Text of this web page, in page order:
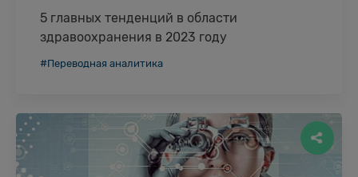
5 главных тенденций в области
здравоохранения в 2023 году
он был десять лет назад, и нигде это так не
#Переводная аналитика